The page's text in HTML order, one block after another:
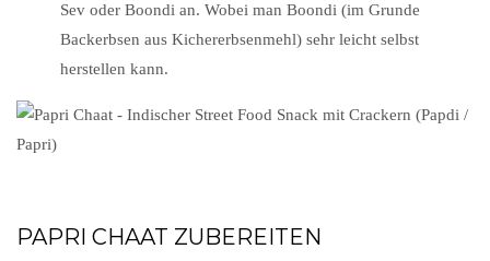
Sev oder Boondi an. Wobei man Boondi (im Grunde
Backerbsen aus Kichererbsenmehl) sehr leicht selbst
herstellen kann.
PAPRI CHAAT ZUBEREITEN